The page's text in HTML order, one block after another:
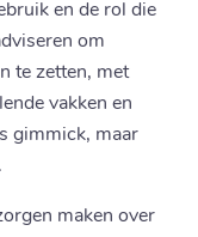
en de rol die
om
te zetten, met
vakken en
gimmick, maar
maken over